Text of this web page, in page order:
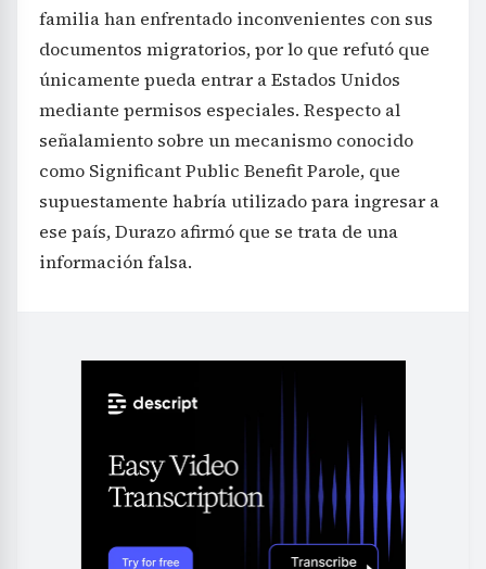
familia han enfrentado inconvenientes con sus
documentos migratorios, por lo que refutó que
únicamente pueda entrar a Estados Unidos
mediante permisos especiales. Respecto al
señalamiento sobre un mecanismo conocido
como Significant Public Benefit Parole, que
supuestamente habría utilizado para ingresar a
ese país, Durazo afirmó que se trata de una
información falsa.